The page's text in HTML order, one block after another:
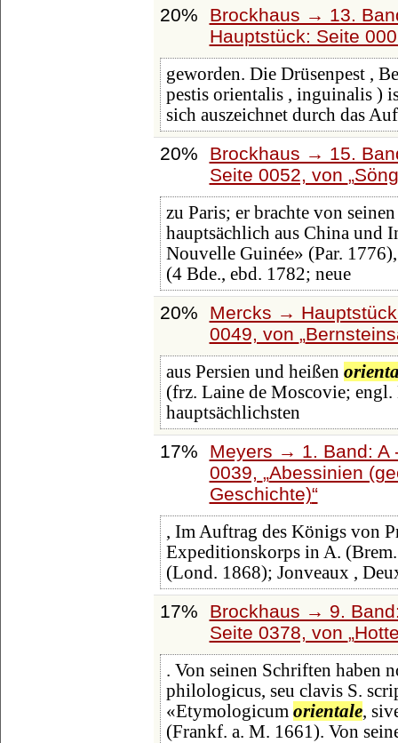
20%
Brockhaus → 13.
Hauptstück: Seite
geworden. Die Drüsenpest ,
pestis orientalis , inguinalis )
sich auszeichnet durch das
20%
Brockhaus → 15.
Seite 0052, von
zu Paris; er brachte von
hauptsächlich aus China und
Nouvelle Guinée» (Par.
(4 Bde., ebd. 1782; neue
20%
Mercks →
0049, von
aus Persien und heißen
(frz. Laine de Moscovie;
hauptsächlichsten
17%
Meyers → 1. Band: A
0039,
Abessinien
Geschichte)
, Im Auftrag des Königs von
Expeditionskorps in A.
(Lond. 1868); Jonveaux ,
17%
Brockhaus → 9.
Seite 0378, von
. Von seinen Schriften haben
philologicus, seu clavis S.
«Etymologicum orientale,
(Frankf. a. M. 1661). Von